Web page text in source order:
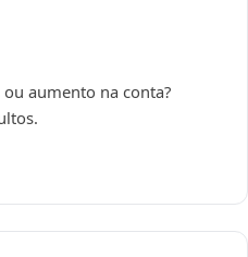
aumento na conta?